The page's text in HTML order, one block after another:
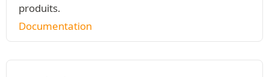
produits.
Documentation